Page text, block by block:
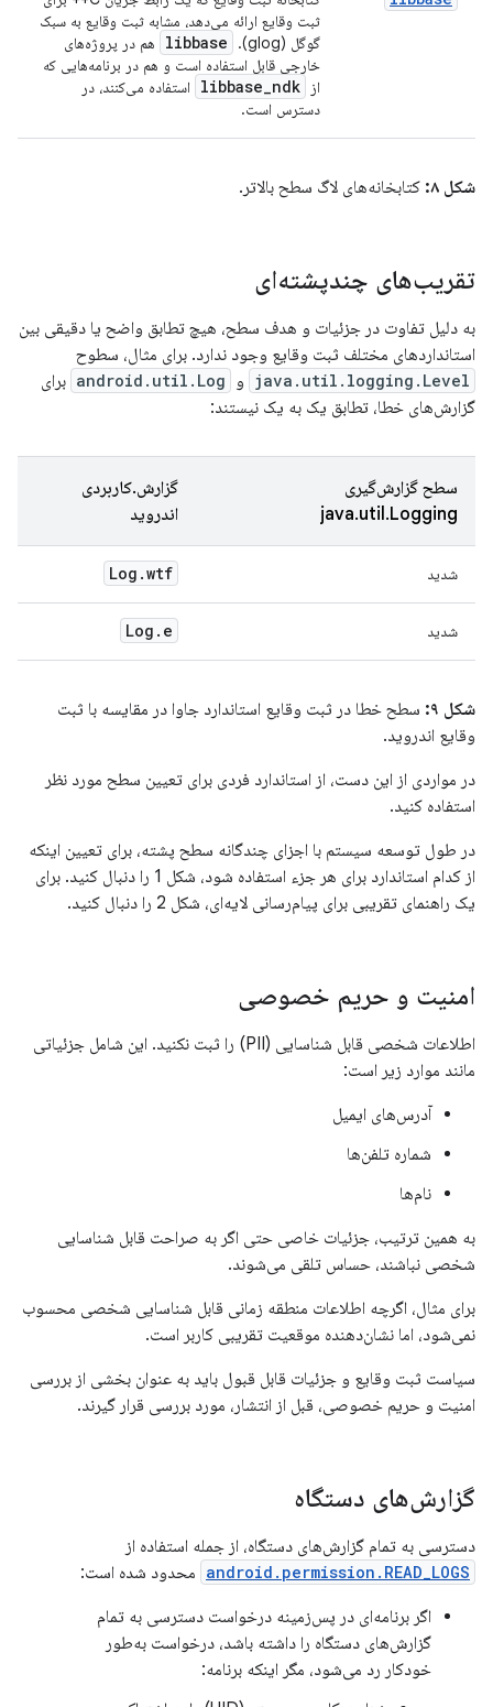
ثبت وقایع ارائه می‌دهد، مشابه ثبت وقایع به سبک
گوگل (glog).
libbase
هم در پروژه‌های
خارجی قابل استفاده است و هم در برنامه‌هایی که
از
libbase_ndk
استفاده می‌کنند، در
دسترس است.
شکل ۸: کتابخانه‌های لاگ سطح بالاتر.
تقریب‌های چندپشته‌ای
به دلیل تفاوت در جزئیات و هدف سطح، هیچ تطابق واضح یا دقیقی بین
استانداردهای مختلف ثبت وقایع وجود ندارد. برای مثال، سطوح
java.util.logging.Level و android.util.Log برای
گزارش‌های خطا، تطابق یک به یک نیستند:
سطح گزارش‌گیری
java.util.Logging
گزارش.کاربردی
اندروید
شدید Log .wtf
شدید Log . e
شکل ۹:
سطح خطا در ثبت وقایع استاندارد جاوا در مقایسه با ثبت
وقایع اندروید.
در مواردی از این دست، از استاندارد فردی برای تعیین سطح مورد نظر
استفاده کنید.
در طول توسعه سیستم با اجزای چندگانه سطح پشته، برای تعیین اینکه
از کدام استاندارد برای هر جزء استفاده شود، شکل 1 را دنبال کنید. برای
یک راهنمای تقریبی برای پیام‌رسانی لایه‌ای، شکل 2 را دنبال کنید.
امنیت و حریم خصوصی
اطلاعات شخصی قابل شناسایی (PII) را ثبت نکنید. این شامل جزئیاتی
مانند موارد زیر است:
آدرس‌های ایمیل
شماره تلفن‌ها
نام‌ها
به همین ترتیب، جزئیات خاصی حتی اگر به صراحت قابل شناسایی
شخصی نباشند، حساس تلقی می‌شوند.
برای مثال، اگرچه اطلاعات منطقه زمانی قابل شناسایی شخصی محسوب
نمی‌شود، اما نشان‌دهنده موقعیت تقریبی کاربر است.
سیاست ثبت وقایع و جزئیات قابل قبول باید به عنوان بخشی از بررسی
امنیت و حریم خصوصی، قبل از انتشار، مورد بررسی قرار گیرند.
گزارش‌های دستگاه
دسترسی به تمام گزارش‌های دستگاه، از جمله استفاده از
android.permission.READ_LOGS محدود شده است:
اگر برنامه‌ای در پس‌زمینه درخواست دسترسی به تمام
گزارش‌های دستگاه را داشته باشد، درخواست به‌طور
خودکار رد می‌شود، مگر اینکه برنامه: